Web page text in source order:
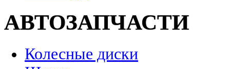
АВТОЗАПЧАСТИ
Колесные диски